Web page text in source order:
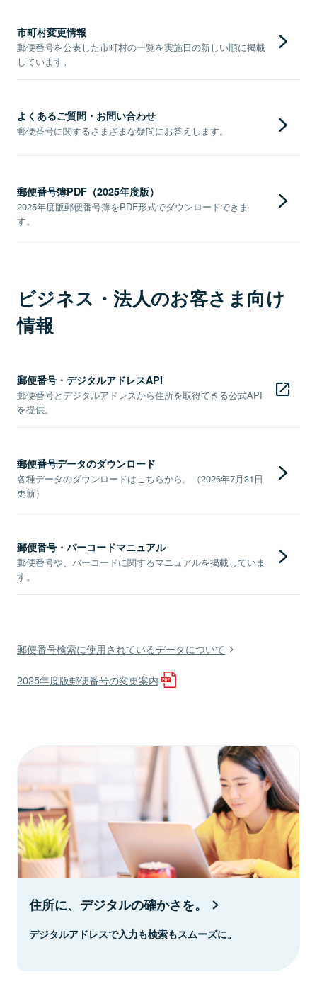
市町村変更情報
郵便番号を公表した市町村の一覧を実施日の新しい順に掲載
しています。
よくあるご質問・お問い合わせ
郵便番号に関するさまざまな疑問にお答えします。
郵便番号簿PDF（2025年度版）
2025年度版郵便番号簿をPDF形式でダウンロードできま
す。
ビジネス・法人のお客さま向け
情報
郵便番号・デジタルアドレスAPI
郵便番号とデジタルアドレスから住所を取得できる公式API
を提供。
郵便番号データのダウンロード
各種データのダウンロードはこちらから。（2026年7月31日
更新）
郵便番号・バーコードマニュアル
郵便番号や、バーコードに関するマニュアルを掲載していま
す。
郵便番号検索に使用されているデータについて
2025年度版郵便番号の変更案内
住所に、デジタルの確かさを。
デジタルアドレスで入力も検索もスムーズに。